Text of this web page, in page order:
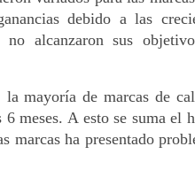
debido a las
alcanzaron sus
mayoría de marcas de
meses. A esto se suma el
marcas ha presentado